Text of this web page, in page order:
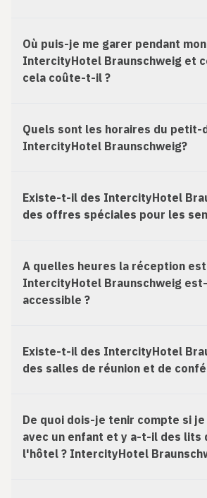
Où puis-je me garer pendant
IntercityHotel Braunschweig et
cela coûte-t-il ?
Quels sont les horaires du petit-
IntercityHotel Braunschweig?
Existe-t-il des IntercityHotel
des offres spéciales pour les
A quelles heures la réception
IntercityHotel Braunschweig
accessible ?
Existe-t-il des IntercityHotel
des salles de réunion et de
De quoi dois-je tenir compte si je
avec un enfant et y a-t-il des lits
l'hôtel ? IntercityHotel